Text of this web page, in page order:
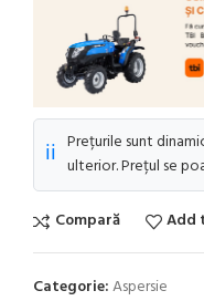
ℹ️ Prețurile sunt
ulterior. Prețul se
Compară Add
Categorie:Aspersie